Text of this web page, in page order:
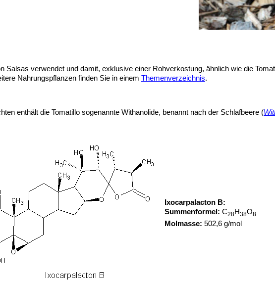
Salsas verwendet und damit, exklusive einer Rohverkostung, ähnlich wie die
Nahrungspflanzen finden Sie in einem Themenverzeichnis.
enthält die Tomatillo sogenannte Withanolide, benannt nach der Schlafbeere (
Ixocarpalacton B:
Summenformel: C28H38O8
Molmasse: 502,6 g/mol